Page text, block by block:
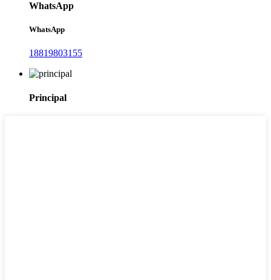
WhatsApp
WhatsApp
18819803155
Principal